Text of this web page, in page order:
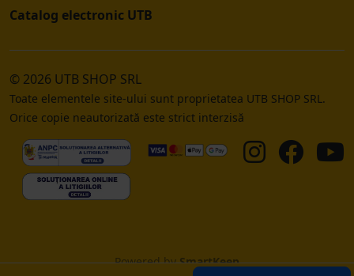
Catalog electronic UTB
© 2026 UTB SHOP SRL
Toate elementele site-ului sunt proprietatea UTB SHOP SRL.
Orice copie neautorizată este strict interzisă
Powered bySmartKeep